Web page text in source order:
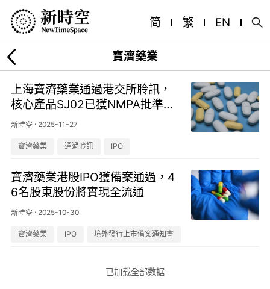
简 繁 EN
寶濟藥業
上海寶濟藥業通過港交所聆訊，
核心產品SJ02已獲NMPA批準上
市
新時空· 2025-11-27
寶濟藥業 通過聆訊 IPO
寶濟藥業港股IPO獲備案通過，4
6名股東股份將實現全流通
新時空· 2025-10-30
寶濟藥業 IPO 境外發行上市備案通知書
已加载全部数据